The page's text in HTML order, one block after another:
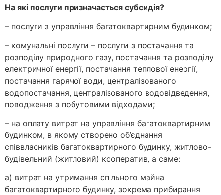
На які послуги призначається субсидія?
– послуги з управління багатоквартирним будинком;
– комунальні послуги – послуги з постачання та
розподілу природного газу, постачання та розподілу
електричної енергії, постачання теплової енергії,
постачання гарячої води, централізованого
водопостачання, централізованого водовідведення,
поводження з побутовими відходами;
– на оплату витрат на управління багатоквартирним
будинком, в якому створено об’єднання
співвласників багатоквартирного будинку, житлово-
будівельний (житловий) кооператив, а саме:
а) витрат на утримання спільного майна
багатоквартирного будинку, зокрема прибирання